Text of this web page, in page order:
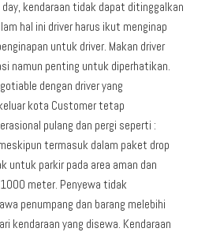
kendaraan tidak dapat ditinggalkan
hal ini driver harus ikut menginap
untuk driver. Makan driver
namun penting untuk diperhatikan.
dengan driver yang
kota Customer tetap
pulang dan pergi seperti :
termasuk dalam paket drop
untuk parkir pada area aman dan
meter. Penyewa tidak
penumpang dan barang melebihi
kendaraan yang disewa. Kendaraan